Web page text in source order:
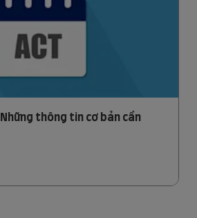
Những thông tin cơ bản cần